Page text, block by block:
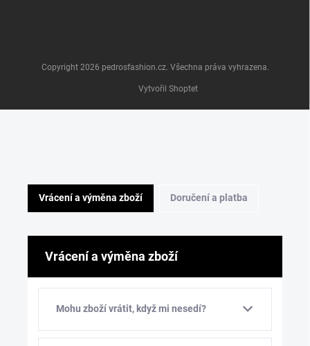
Vytvořil Shoptet
Copyright 2026 pedrosfashion.cz. Všechna práva vyhrazena.
Vrácení a výměna zboží Doručení a platba
Vrácení a výměna zboží
Mohu zboží vrátit, když mi nesedí?